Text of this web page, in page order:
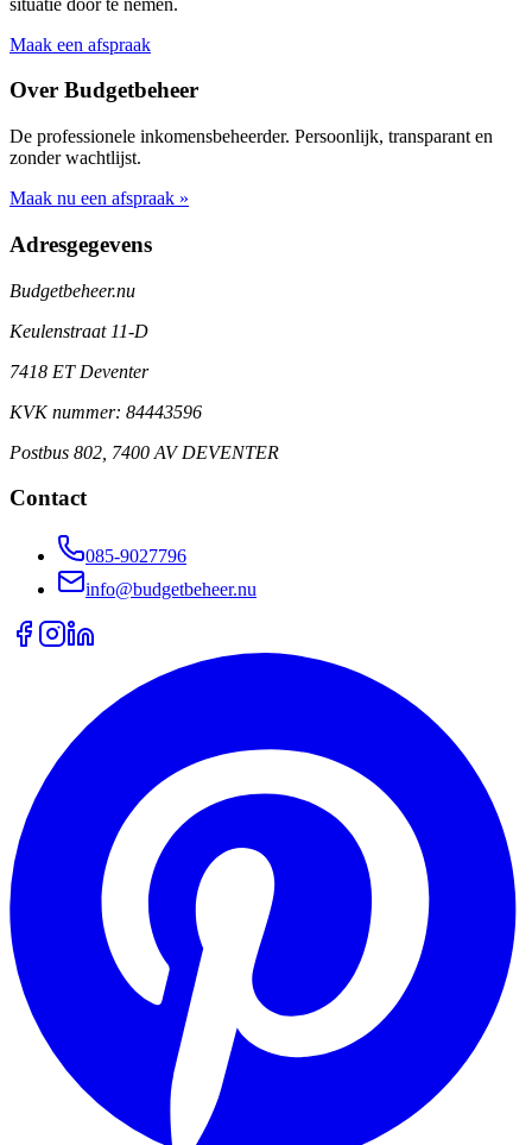
Maak een afspraak
Over Budgetbeheer
De professionele inkomensbeheerder. Persoonlijk, transparant en
zonder wachtlijst.
Maak nu een afspraak »
Adresgegevens
Budgetbeheer.nu
Keulenstraat 11-D
7418 ET Deventer
KVK nummer: 84443596
Postbus 802, 7400 AV DEVENTER
Contact
085-9027796
info@budgetbeheer.nu